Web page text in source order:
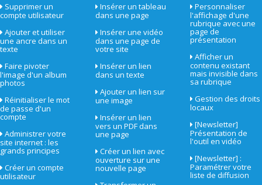
Supprimer un
compte utilisateur
Ajouter et utiliser
une ancre dans un
texte
Faire pivoter
l'image d'un album
photos
Réinitialiser le mot
de passe d'un
compte
Administrer votre
site internet : les
grands principes
Créer un compte
utilisateur
Insérer un tableau
dans une page
Insérer une vidéo
dans une page de
votre site
Insérer un lien
dans un texte
Ajouter un lien sur
une image
Insérer un lien
vers un PDF dans
une page
Créer un lien avec
ouverture sur une
nouvelle page
Personnaliser
l'affichage d'une
rubrique avec une
page de
présentation
Afficher un
contenu existant
mais invisible dans
sa rubrique
Gestion des droits
locaux
[Newsletter]
Présentation de
l'outil en vidéo
[Newsletter] :
Paramétrer votre
liste de diffusion